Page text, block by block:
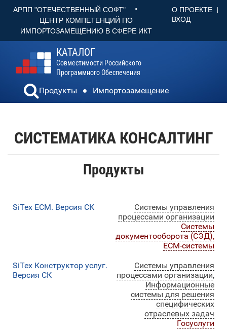
АРПП "ОТЕЧЕСТВЕННЫЙ СОФТ" •
ЦЕНТР КОМПЕТЕНЦИЙ ПО
ИМПОРТОЗАМЕЩЕНИЮ В СФЕРЕ ИКТ
О ПРОЕКТЕ
ВХОД
КАТАЛОГ
Совместимости Российского
Программного Обеспечения
Продукты Импортозамещение
СИСТЕМАТИКА КОНСАЛТИНГ
Продукты
SiTex ЕСМ. Версия СК
Системы управления
процессами организации
Системы
документооборота (СЭД),
ECM-системы
SiTex Конструктор услуг.
Версия СК
Системы управления
процессами организации,
Информационные
системы для решения
специфических
отраслевых задач
Госуслуги